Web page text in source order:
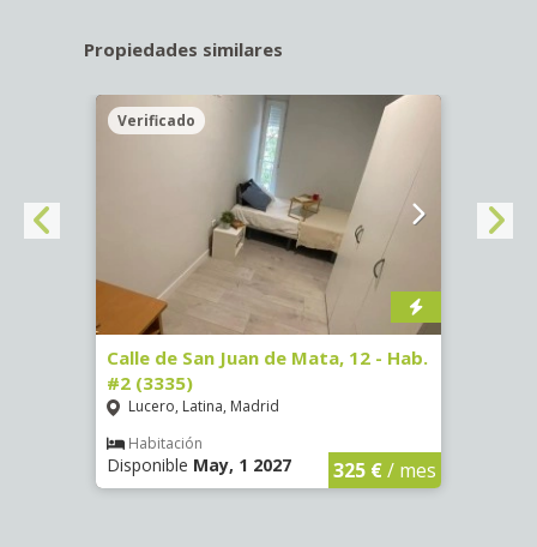
Propiedades similares
Verificado
Calle de San Juan de Mata, 12 - Hab.
#2 (3335)
Lucero, Latina, Madrid
Habitación
Disponible May, 1 2027 325 €/ mes